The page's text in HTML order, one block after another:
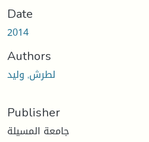
Date
2014
Authors
لطرش, وليد
Publisher
جامعة المسيلة